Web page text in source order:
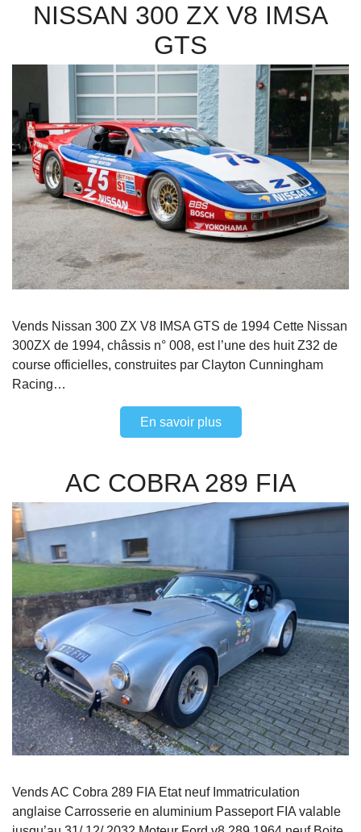
NISSAN 300 ZX V8 IMSA
GTS
Vends Nissan 300 ZX V8 IMSA GTS de 1994 Cette Nissan
300ZX de 1994, châssis n° 008, est l’une des huit Z32 de
course officielles, construites par Clayton Cunningham
Racing…
En savoir plus
AC COBRA 289 FIA
Vends AC Cobra 289 FIA Etat neuf Immatriculation
anglaise Carrosserie en aluminium Passeport FIA valable